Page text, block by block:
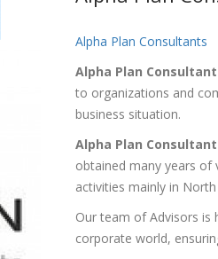
Alpha Plan Consultants
Alpha Plan
to organizations and
business situation.
Alpha Plan
obtained many years of
activities mainly in North
Our team of Advisors is
corporate world,